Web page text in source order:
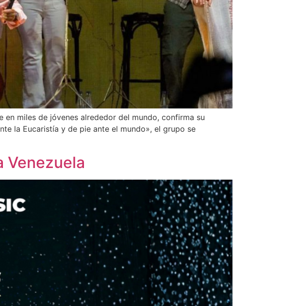
miles de jóvenes alrededor del mundo, confirma su
la Eucaristía y de pie ante el mundo», el grupo se
Venezuela